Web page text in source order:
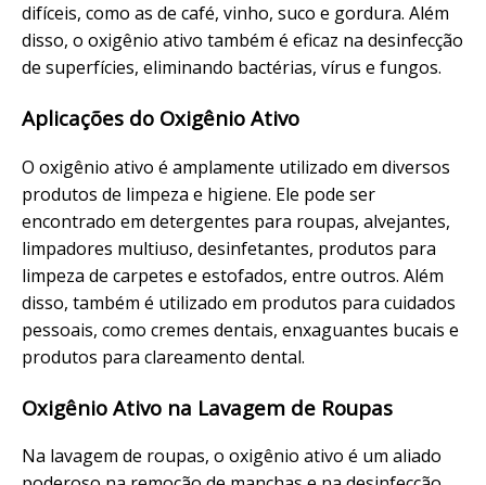
difíceis, como as de café, vinho, suco e gordura. Além
disso, o oxigênio ativo também é eficaz na desinfecção
de superfícies, eliminando bactérias, vírus e fungos.
Aplicações do Oxigênio Ativo
O oxigênio ativo é amplamente utilizado em diversos
produtos de limpeza e higiene. Ele pode ser
encontrado em detergentes para roupas, alvejantes,
limpadores multiuso, desinfetantes, produtos para
limpeza de carpetes e estofados, entre outros. Além
disso, também é utilizado em produtos para cuidados
pessoais, como cremes dentais, enxaguantes bucais e
produtos para clareamento dental.
Oxigênio Ativo na Lavagem de Roupas
Na lavagem de roupas, o oxigênio ativo é um aliado